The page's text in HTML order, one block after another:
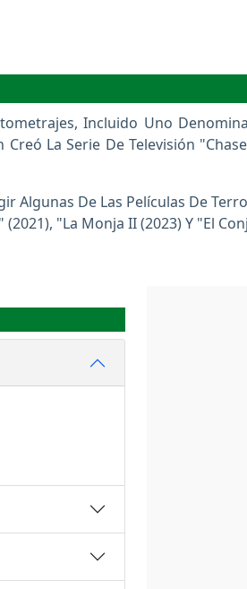
Incluido Uno
La Serie De Televisión
Algunas De Las Películas De
"La Monja II (2023) Y "El